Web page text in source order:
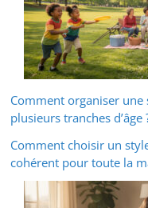
Comment organiser
plusieurs tranches d’âge
Comment choisir un
cohérent pour toute la